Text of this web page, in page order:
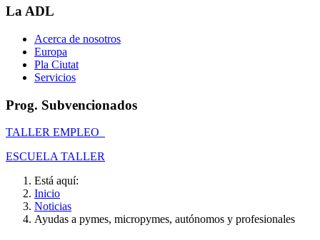
La ADL
Acerca de nosotros
Europa
Pla Ciutat
Servicios
Prog. Subvencionados
TALLER EMPLEO
ESCUELA TALLER
Está aquí:
Inicio
Noticias
Ayudas a pymes, micropymes, autónomos y profesionales